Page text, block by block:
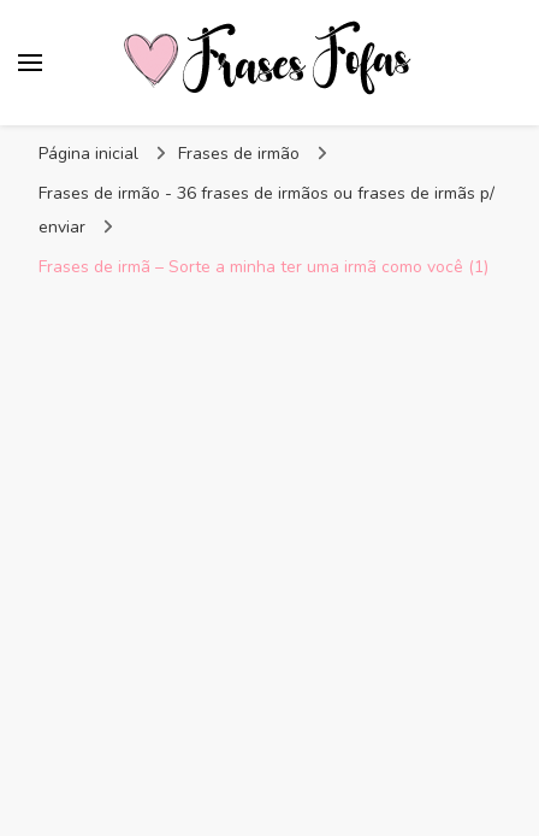
Página inicial
Frases de irmão
Frases de irmão - 36 frases de irmãos ou frases de irmãs p/
enviar
Frases de irmã – Sorte a minha ter uma irmã como você (1)